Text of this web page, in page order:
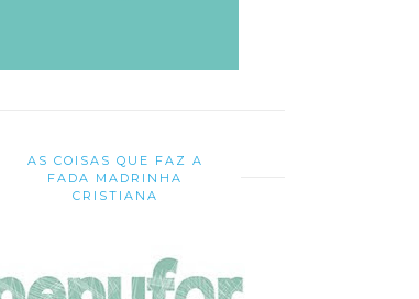
AS COISAS QUE FAZ A
FADA MADRINHA
CRISTIANA